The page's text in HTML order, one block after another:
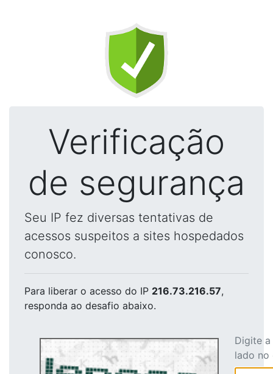
Verificação
de segurança
Seu IP fez diversas tentativas de
acessos suspeitos a sites hospedados
conosco.
Para liberar o acesso do IP 216.73.216.57,
responda ao desafio abaixo.
Digite
lado no